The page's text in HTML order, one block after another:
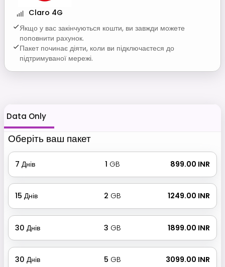
Claro 4G
Якщо у вас закінчуються кошти, ви завжди можете
поповнити рахунок.
Пакет починає діяти, коли ви підключаєтеся до
підтримуваної мережі.
Data Only
Оберіть ваш пакет
7 Днів 1 GB ₹ 899.00 INR
15 Днів 2 GB ₹ 1249.00 INR
30 Днів 3 GB ₹ 1899.00 INR
30 Днів 5 GB ₹ 3099.00 INR